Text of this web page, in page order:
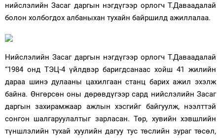
нийслэлийн Засаг даргын нэгдүгээр орлогч Т.Даваадалай
болон холбогдох албаныхан тухайн байршилд ажиллалаа.
Нийслэлийн Засаг даргын нэгдүгээр орлогч Т.Даваадалай
“1984 онд ТЭЦ-4 үйлдвэр баригдсанаас хойш 41 жилийн
дараа шинэ дулааны цахилгаан станц барих ажил эхэлж
байна. Өнгөрсөн оны дөрөвдүгээр сард нийслэлийн Засаг
даргын захирамжаар ажлын хэсгийг байгуулж, нээлттэй
сонгон шалгаруулалтыг зарласан. Төр, хувийн хэвшлийн
түншлэлийн тухай хуулийн дагуу тус төслийн зураг төсөл,